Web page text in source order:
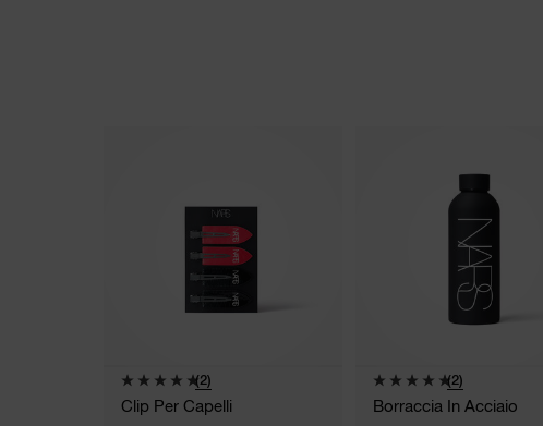
(2)
Clip Per Capelli
(2)
Borraccia In Acciaio